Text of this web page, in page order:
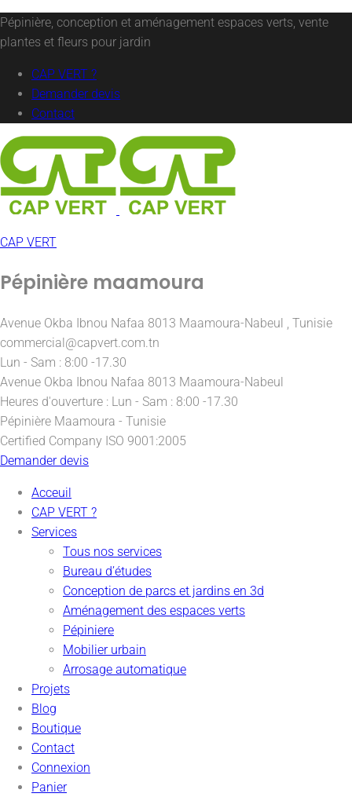
Pépinière, conception et aménagement espaces verts, vente
plantes et fleurs pour jardin
CAP VERT ?
Demander devis
Contact
CAP VERT
Pépinière maamoura
Avenue Okba Ibnou Nafaa 8013 Maamoura-Nabeul , Tunisie
commercial@capvert.com.tn
Lun - Sam : 8:00 -17.30
Avenue Okba Ibnou Nafaa 8013 Maamoura-Nabeul
Heures d'ouverture : Lun - Sam : 8:00 -17.30
Pépinière Maamoura - Tunisie
Certified Company ISO 9001:2005
Demander devis
Acceuil
CAP VERT ?
Services
Tous nos services
Bureau d’études
Conception de parcs et jardins en 3d
Aménagement des espaces verts
Pépiniere
Mobilier urbain
Arrosage automatique
Projets
Blog
Boutique
Contact
Connexion
Panier